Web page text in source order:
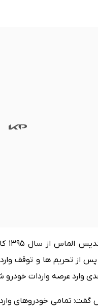
وی
از تحریم ها و توقف
تمامی خودروهای